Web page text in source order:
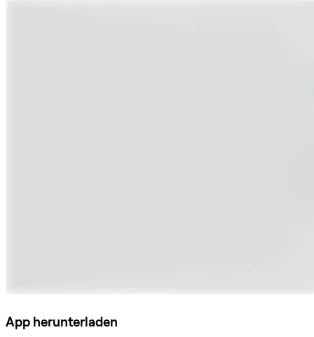
App herunterladen